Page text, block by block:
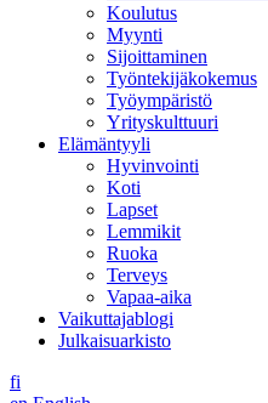
Koulutus
Myynti
Sijoittaminen
Työntekijäkokemus
Työympäristö
Yrityskulttuuri
Elämäntyyli
Hyvinvointi
Koti
Lapset
Lemmikit
Ruoka
Terveys
Vapaa-aika
Vaikuttajablogi
Julkaisuarkisto
fi